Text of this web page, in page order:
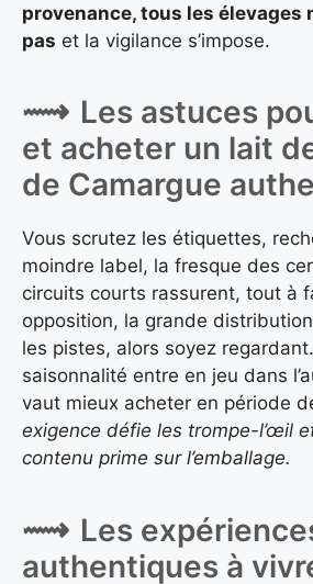
provenance, tous les élevages
pas et la vigilance s’impose.
Les astuces
et acheter un lait
de Camargue
Vous scrutez les étiquettes,
moindre label, la fresque des
circuits courts rassurent, tout à
opposition, la grande
les pistes, alors soyez
saisonnalité entre en jeu dans
vaut mieux acheter en période
exigence défie les trompe-l’œil
contenu prime sur l’emballage.
Les
authentiques à